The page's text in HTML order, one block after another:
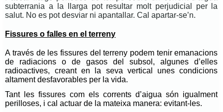
subterrania a la llarga pot resultar molt perjudicial per la
salut. No es pot desviar ni apantallar. Cal apartar-se’n.
Fissures o falles en el terreny
A través de les fissures del terreny podem tenir emanacions
de radiacions o de gasos del subsol, algunes d’elles
radioactives, creant en la seva vertical unes condicions
altament desfavorables per la vida.
Tant les fissures com els corrents d’aigua són igualment
perilloses, i cal actuar de la mateixa manera: evitant-les.